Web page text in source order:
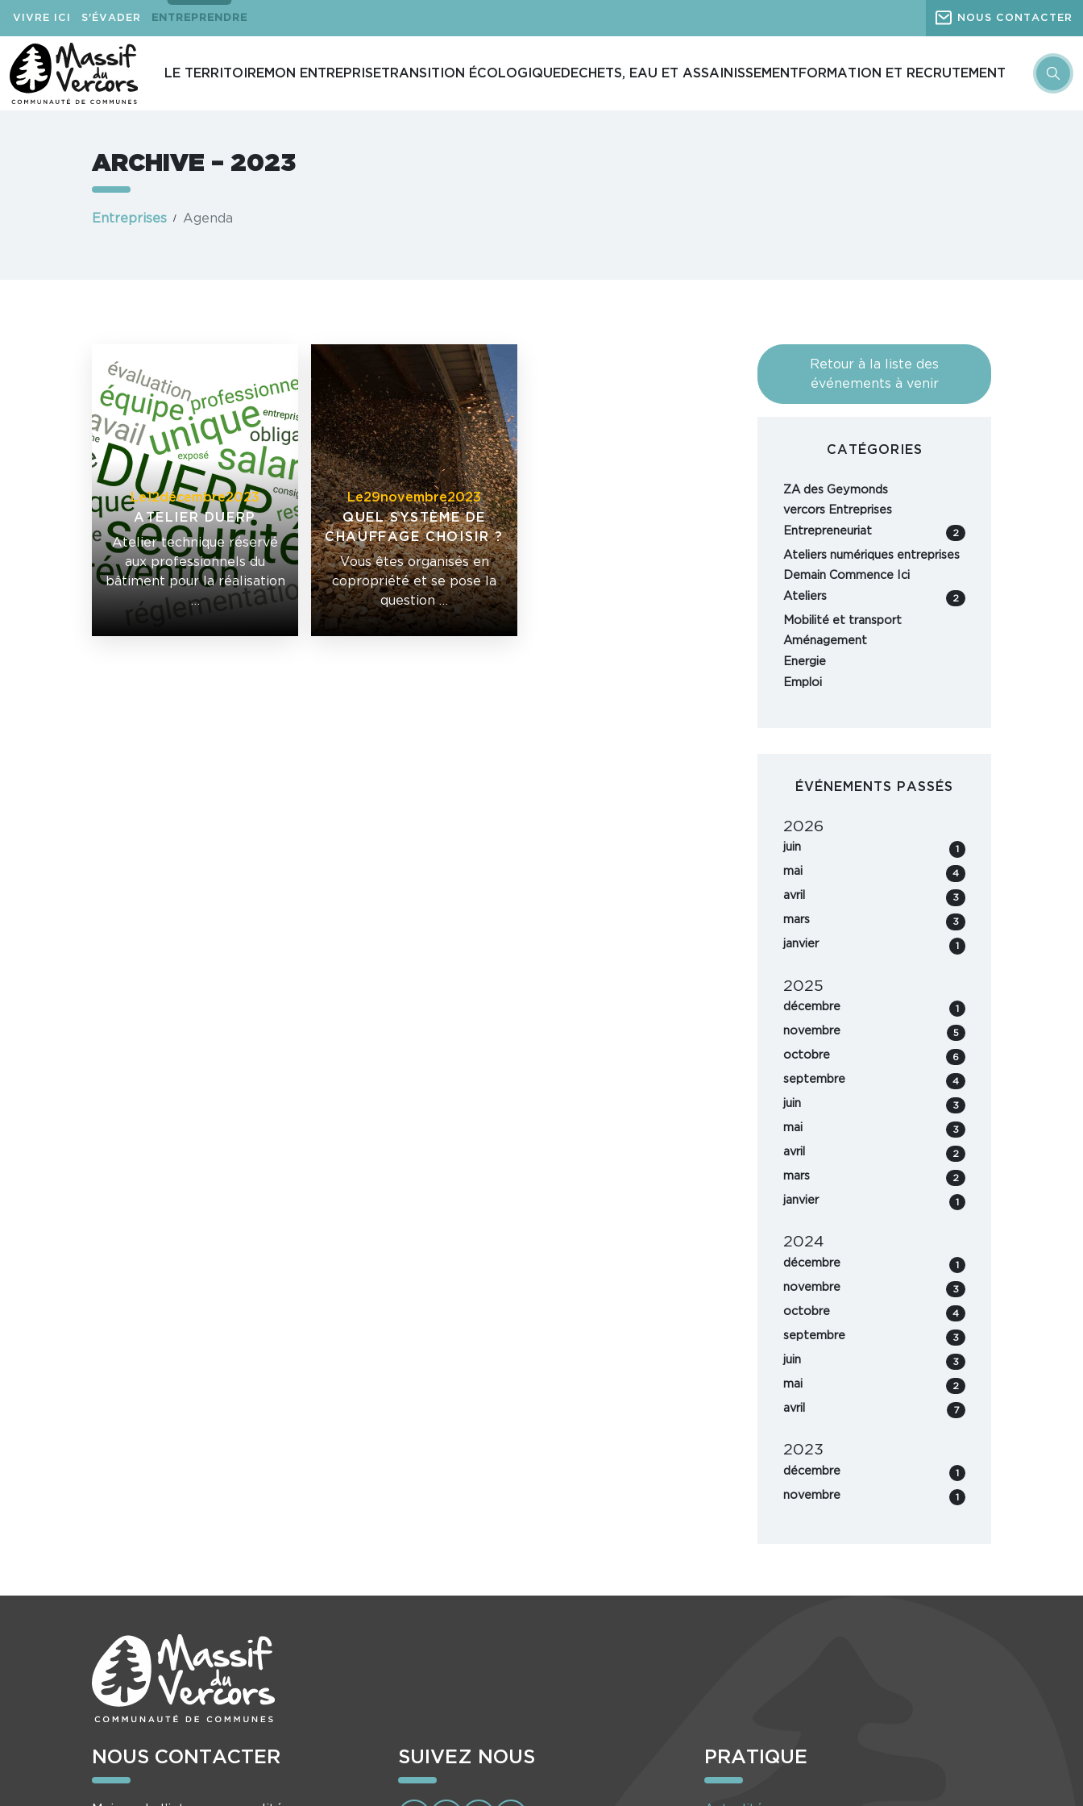
VIVRE ICI S'ÉVADER ENTREPRENDRE NOUS CONTACTER
LE TERRITOIREMON ENTREPRISETRANSITION ÉCOLOGIQUEDECHETS, EAU ET ASSAINISSEMENT FORMATION ET RECRUTEMENT
ARCHIVE – 2023
Entreprises Agenda
Le12décembre2023
ATELIER DUERP
Atelier technique réservé
aux professionnels du
bâtiment pour la réalisation
…
Le29novembre2023
QUEL SYSTÈME DE
CHAUFFAGE CHOISIR ?
Vous êtes organisés en
copropriété et se pose la
question …
Retour à la liste des
événements à venir
CATÉGORIES
ZA des Geymonds
vercors Entreprises
Entrepreneuriat
2
Ateliers numériques entreprises
Demain Commence Ici
Ateliers
2
Mobilité et transport
Aménagement
Energie
Emploi
ÉVÉNEMENTS PASSÉS
2026
juin 1
mai 4
avril 3
mars 3
janvier 1
2025
décembre 1
novembre 5
octobre 6
septembre 4
juin 3
mai 3
avril 2
mars 2
janvier 1
2024
décembre 1
novembre 3
octobre 4
septembre 3
juin 3
mai 2
avril 7
2023
décembre 1
novembre 1
NOUS CONTACTER SUIVEZ NOUS PRATIQUE